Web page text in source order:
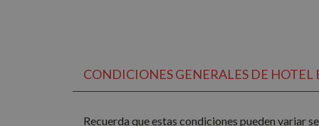
CONDICIONES GENERALES DE HOTEL
Recuerda que estas condiciones pueden variar